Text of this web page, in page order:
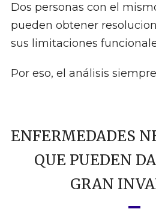
Dos personas con el
pueden obtener
sus limitaciones
Por eso, el análisis
ENFERMEDADES
QUE PUEDEN
GRAN